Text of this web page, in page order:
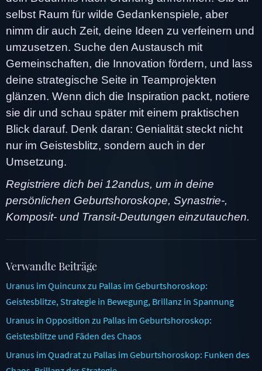
selbst Raum für wilde Gedankenspiele, aber
nimm dir auch Zeit, deine Ideen zu verfeinern und
umzusetzen. Suche den Austausch mit
Gemeinschaften, die Innovation fördern, und lass
deine strategische Seite in Teamprojekten
glänzen. Wenn dich die Inspiration packt, notiere
sie dir und schau später mit einem praktischen
Blick darauf. Denk daran: Genialität steckt nicht
nur im Geistesblitz, sondern auch in der
Umsetzung.
Registriere dich bei 12andus, um in deine
persönlichen Geburtshoroskope, Synastrie-,
Komposit- und Transit-Deutungen einzutauchen.
Verwandte Beiträge
Uranus im Quincunx zu Pallas im Geburtshoroskop:
Geistesblitze, Strategie in Bewegung, Brillanz in Spannung
Uranus in Opposition zu Pallas im Geburtshoroskop:
Geistesblitze und Fäden des Chaos
Uranus im Quadrat zu Pallas im Geburtshoroskop: Funken des